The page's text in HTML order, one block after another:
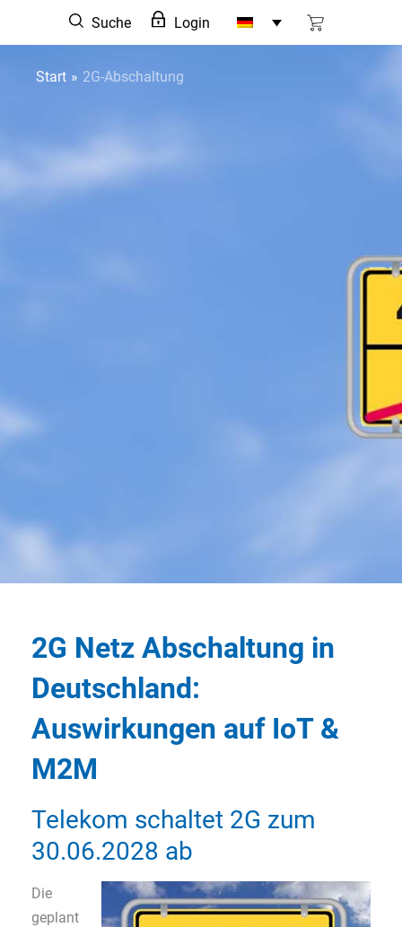
Suche Login
Start 2G-Abschaltung
2G Netz Abschaltung in
Deutschland:
Auswirkungen auf IoT &
M2M
Telekom schaltet 2G zum
30.06.2028 ab
Die
geplant